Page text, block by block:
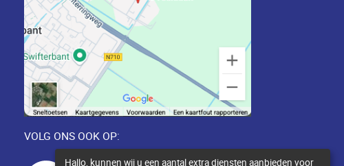
VOLG ONS OOK OP:
Hallo, kunnen wij u een aantal extra diensten aanbieden voor